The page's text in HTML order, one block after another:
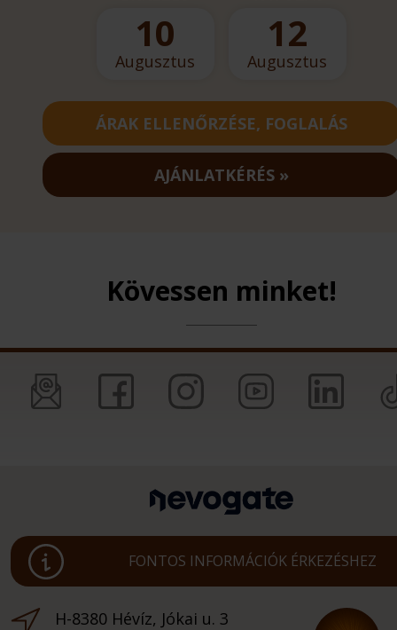
10
Augusztus
12
Augusztus
ÁRAK ELLENŐRZÉSE, FOGLALÁS
AJÁNLATKÉRÉS
Kövessen minket!
FONTOS INFORMÁCIÓK ÉRKEZÉSHEZ
H-8380 Hévíz, Jókai u. 3